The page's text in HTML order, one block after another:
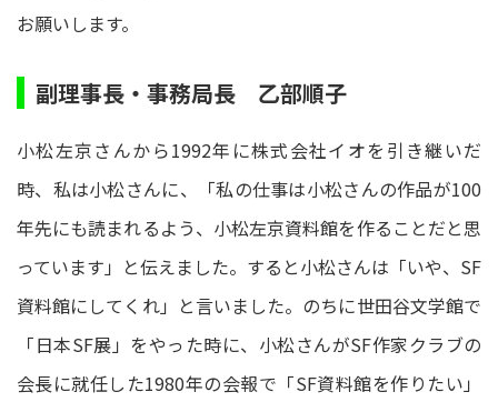
お願いします。
副理事長・事務局長 乙部順子
小松左京さんから1992年に株式会社イオを引き継いだ
時、私は小松さんに、「私の仕事は小松さんの作品が100
年先にも読まれるよう、小松左京資料館を作ることだと思
っています」と伝えました。すると小松さんは「いや、SF
資料館にしてくれ」と言いました。のちに世田谷文学館で
「日本SF展」をやった時に、小松さんがSF作家クラブの
会長に就任した1980年の会報で「SF資料館を作りたい」